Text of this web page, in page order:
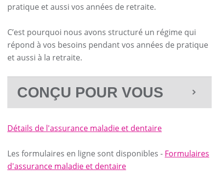
pratique et aussi vos années de retraite.
C’est pourquoi nous avons structuré un régime qui
répond à vos besoins pendant vos années de pratique
et aussi à la retraite.
CONÇU POUR VOUS
Détails de l'assurance maladie et dentaire
Les formulaires en ligne sont disponibles - Formulaires
d'assurance maladie et dentaire